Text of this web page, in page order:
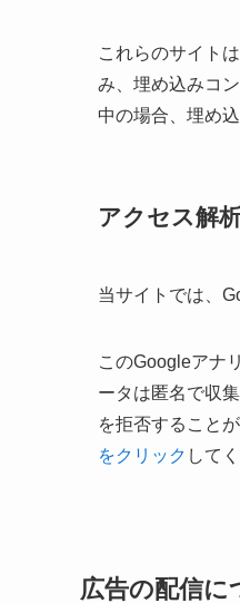
これらのサイト
み、埋め込みコ
中の場合、埋め
アクセス解
当サイトでは、
このGoogleアナ
ータは匿名で収
を拒否すること
をクリック して
広告の配信に